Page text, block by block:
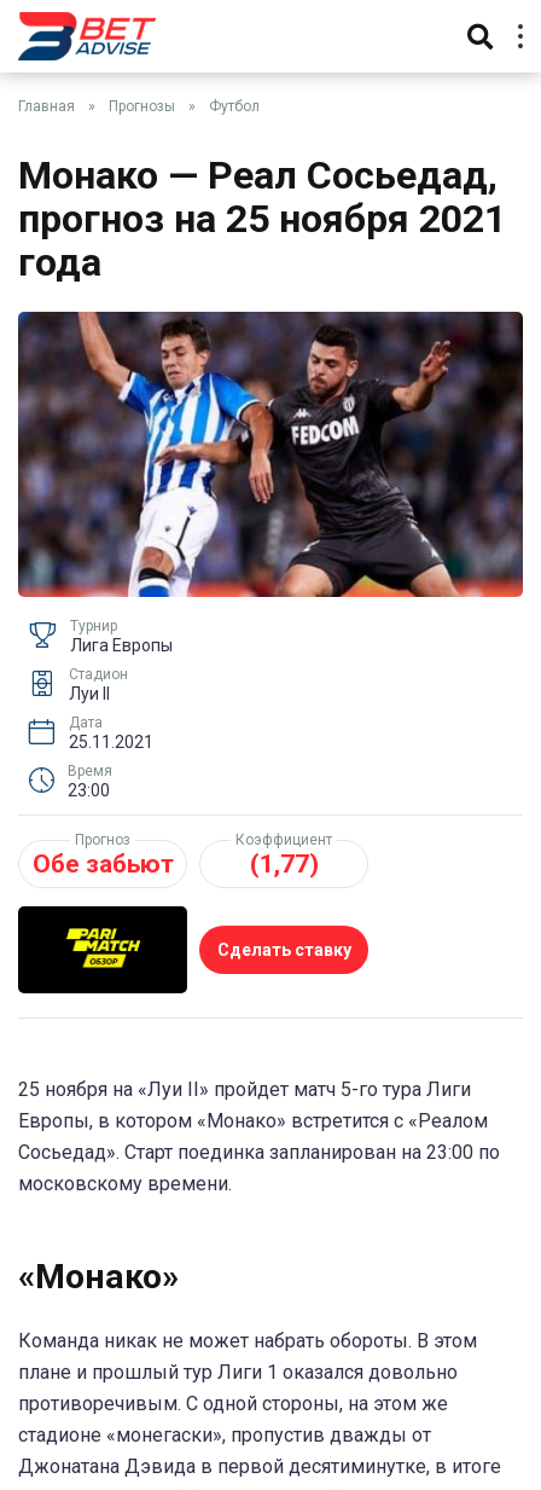
Главная » Прогнозы » Футбол
Монако — Реал Сосьедад,
прогноз на 25 ноября 2021
года
Турнир
Лига Европы
Стадион
Луи II
Дата
25.11.2021
Время
23:00
Прогноз
Обе забьют
Коэффициент
(1,77)
Сделать ставку
25 ноября на «Луи II» пройдет матч 5-го тура Лиги
Европы, в котором «Монако» встретится с «Реалом
Сосьедад». Старт поединка запланирован на 23:00 по
московскому времени.
«Монако»
Команда никак не может набрать обороты. В этом
плане и прошлый тур Лиги 1 оказался довольно
противоречивым. С одной стороны, на этом же
стадионе «монегаски», пропустив дважды от
Джонатана Дэвида в первой десятиминутке, в итоге